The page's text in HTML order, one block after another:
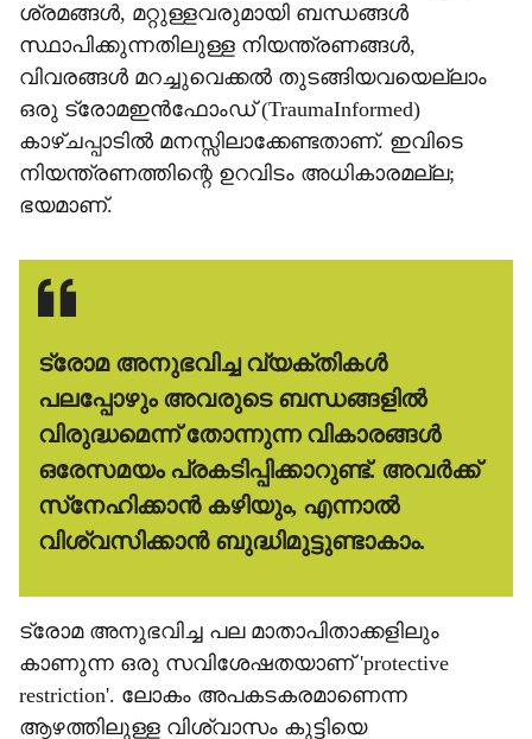
ശ്രമങ്ങള്‍, മറ്റുള്ളവരുമായി ബന്ധങ്ങള്‍
സ്ഥാപിക്കുന്നതിലുള്ള നിയന്ത്രണങ്ങള്‍,
വിവരങ്ങള്‍ മറച്ചുവെക്കല്‍ തുടങ്ങിയവയെല്ലാം
ഒരു ട്രോമഇന്‍ഫോംഡ് (TraumaInformed)
കാഴ്ചപ്പാടില്‍ മനസ്സിലാക്കേണ്ടതാണ്. ഇവിടെ
നിയന്ത്രണത്തിന്റെ ഉറവിടം അധികാരമല്ല;
ഭയമാണ്.
ട്രോമ അനുഭവിച്ച വ്യക്തികള്‍
പലപ്പോഴും അവരുടെ ബന്ധങ്ങളില്‍
വിരുദ്ധമെന്ന് തോന്നുന്ന വികാരങ്ങള്‍
ഒരേസമയം പ്രകടിപ്പിക്കാറുണ്ട്. അവര്‍ക്ക്
സ്‌നേഹിക്കാന്‍ കഴിയും, എന്നാല്‍
വിശ്വസിക്കാന്‍ ബുദ്ധിമുട്ടുണ്ടാകാം.
ട്രോമ അനുഭവിച്ച പല മാതാപിതാക്കളിലും
കാണുന്ന ഒരു സവിശേഷതയാണ് 'protective
restriction'. ലോകം അപകടകരമാണെന്ന
ആഴത്തിലുള്ള വിശ്വാസം കുട്ടിയെ